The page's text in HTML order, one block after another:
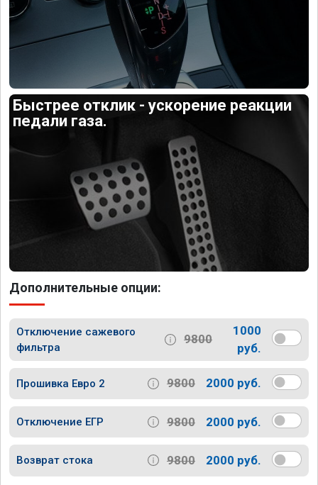
Быстрее отклик - ускорение реакции
педали газа.
Дополнительные опции:
Отключение сажевого
фильтра
9800
1000
руб.
Прошивка Евро 2 9800 2000 руб.
Отключение ЕГР 9800 2000 руб.
Возврат стока 9800 2000 руб.